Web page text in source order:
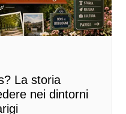
La storia
nei dintorni